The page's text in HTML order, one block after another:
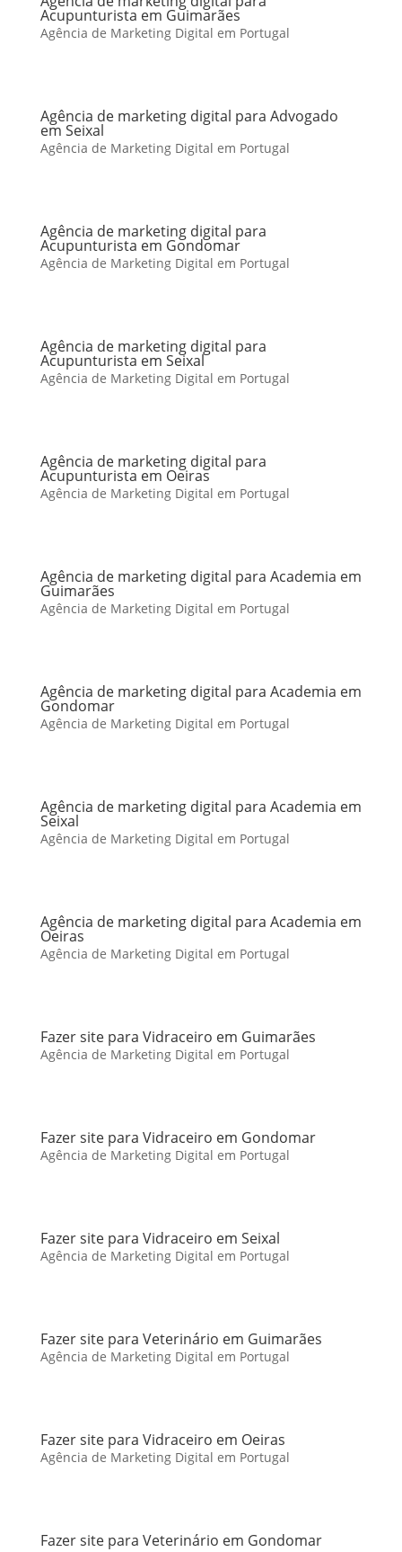
Acupunturista em Guimarães
Agência de Marketing Digital em Portugal
Agência de marketing digital para Advogado
em Seixal
Agência de Marketing Digital em Portugal
Agência de marketing digital para
Acupunturista em Gondomar
Agência de Marketing Digital em Portugal
Agência de marketing digital para
Acupunturista em Seixal
Agência de Marketing Digital em Portugal
Agência de marketing digital para
Acupunturista em Oeiras
Agência de Marketing Digital em Portugal
Agência de marketing digital para Academia em
Guimarães
Agência de Marketing Digital em Portugal
Agência de marketing digital para Academia em
Gondomar
Agência de Marketing Digital em Portugal
Agência de marketing digital para Academia em
Seixal
Agência de Marketing Digital em Portugal
Agência de marketing digital para Academia em
Oeiras
Agência de Marketing Digital em Portugal
Fazer site para Vidraceiro em Guimarães
Agência de Marketing Digital em Portugal
Fazer site para Vidraceiro em Gondomar
Agência de Marketing Digital em Portugal
Fazer site para Vidraceiro em Seixal
Agência de Marketing Digital em Portugal
Fazer site para Veterinário em Guimarães
Agência de Marketing Digital em Portugal
Fazer site para Vidraceiro em Oeiras
Agência de Marketing Digital em Portugal
Fazer site para Veterinário em Gondomar